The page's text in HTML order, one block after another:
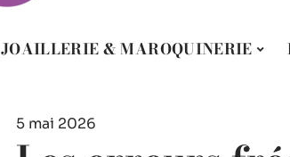
JOAILLERIE & MAROQUINERIE
5 mai 2026